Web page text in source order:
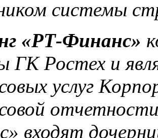
системы
«РТ-Финанс»
ГК Ростех и
услуг
входят